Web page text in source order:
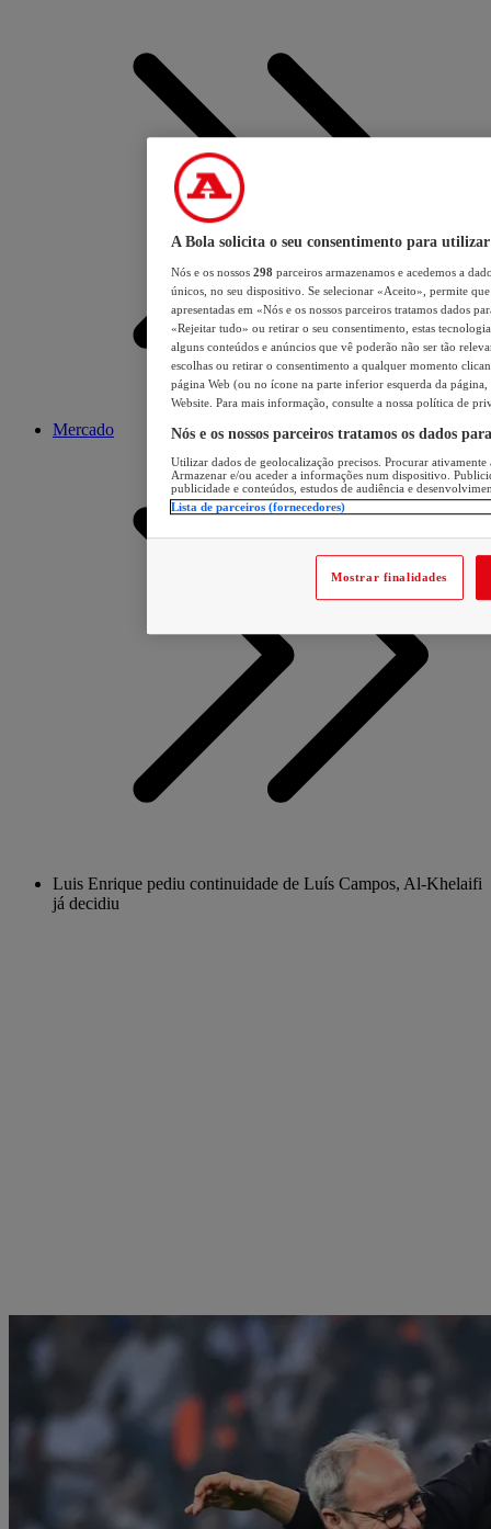
Mercado
Luis Enrique pediu continuidade de Luís Campos, Al-Khelaifi
já decidiu
A Bola solicita o seu consentimento para utilizar
Nós e os nossos 298 parceiros armazenamos e acedemos a
únicos, no seu dispositivo. Se selecionar «Aceito», permite
apresentadas em «Nós e os nossos parceiros tratamos dados
«Rejeitar tudo» ou retirar o seu consentimento, estas
alguns conteúdos e anúncios que vê poderão não ser tão
escolhas ou retirar o consentimento a qualquer momento
página Web (ou no ícone na parte inferior esquerda da página,
Website. Para mais informação, consulte a nossa política de
Nós e os nossos parceiros tratamos os dados
Utilizar dados de geolocalização precisos. Procurar
Armazenar e/ou aceder a informações num dispositivo.
publicidade e conteúdos, estudos de audiência e
Lista de parceiros (fornecedores)
Mostrar finalidades